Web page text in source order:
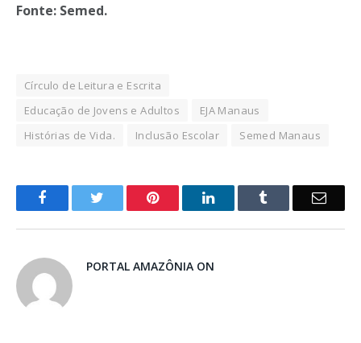
Fonte: Semed.
Círculo de Leitura e Escrita
Educação de Jovens e Adultos
EJA Manaus
Histórias de Vida.
Inclusão Escolar Semed Manaus
o
Pinterest LinkedIn
E-
PORTAL AMAZÔNIA ON